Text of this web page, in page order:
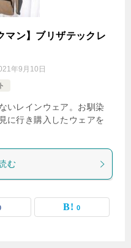
マン】ブリザテックレ
年9月10日
いレインウェア。お馴染
に行き購入したウェアを
む
0